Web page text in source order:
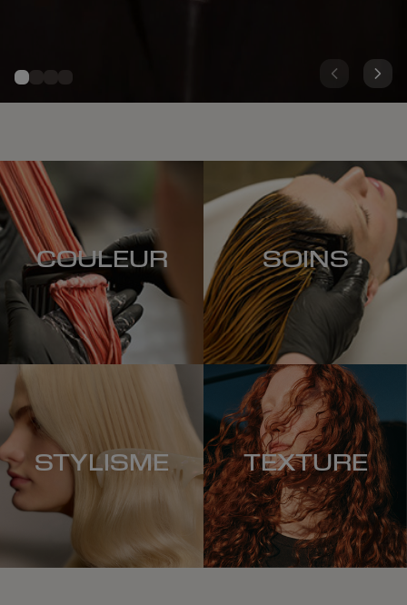
COULEUR SOINS
STYLISME TEXTURE